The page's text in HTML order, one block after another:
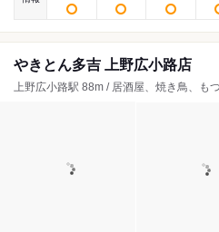
やきとん多吉 上野広小路店
上野広小路駅 88m / 居酒屋、焼き鳥、も